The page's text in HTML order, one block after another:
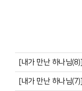
[내가 만난 하나님
[내가 만난 하나님